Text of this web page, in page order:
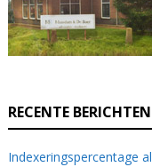
RECENTE BERICHTEN
Indexeringspercentage